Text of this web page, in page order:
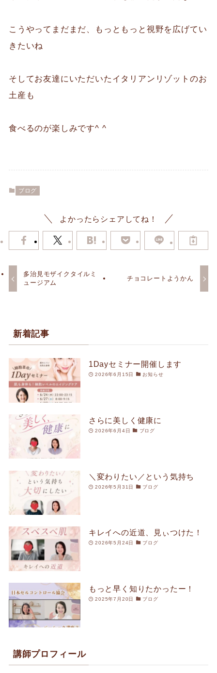
こうやってまだまだ、もっともっと視野を広げてい
きたいね
そしてお友達にいただいたイタリアンリゾットのお
土産も
食べるのが楽しみです^ ^
ブログ
よかったらシェアしてね！
多治見モザイクタイルミ
ュージアム
チョコレートようかん
新着記事
1Dayセミナー開催します
2026年6月15日 お知らせ
さらに美しく健康に
2026年6月4日 ブログ
＼変わりたい／という気持ち
2026年5月31日 ブログ
キレイへの近道、見ぃつけた！
2026年5月24日 ブログ
もっと早く知りたかったー！
2025年7月20日 ブログ
講師プロフィール